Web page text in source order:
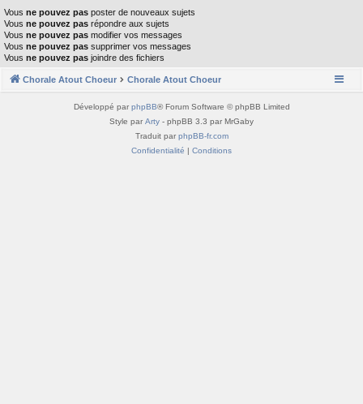
Vous ne pouvez pas poster de nouveaux sujets
Vous ne pouvez pas répondre aux sujets
Vous ne pouvez pas modifier vos messages
Vous ne pouvez pas supprimer vos messages
Vous ne pouvez pas joindre des fichiers
Chorale Atout Choeur Chorale Atout Choeur
Développé par phpBB® Forum Software © phpBB Limited
Style par Arty - phpBB 3.3 par MrGaby
Traduit par phpBB-fr.com
Confidentialité | Conditions